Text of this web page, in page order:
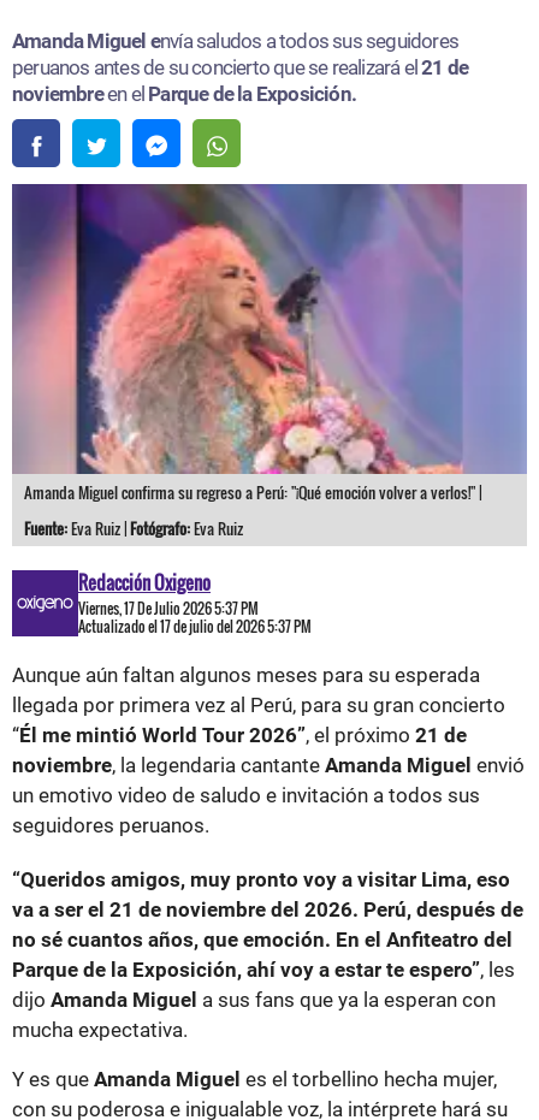
Amanda Miguel envía saludos a todos sus seguidores
peruanos antes de su concierto que se realizará el21 de
noviembreen el Parque de la Exposición.
Amanda Miguel confirma su regreso a Perú: "¡Qué emoción volver a verlos!" |
Fuente:Eva Ruiz |Fotógrafo:Eva Ruiz
Redacción Oxigeno
Viernes, 17 De Julio 2026 5:37 PM
Actualizado el 17 de julio del 2026 5:37 PM
Aunque aún faltan algunos meses para su esperada
llegada por primera vez al Perú, para su gran concierto
“Él me mintió World Tour 2026”, el próximo 21 de
noviembre, la legendaria cantante Amanda Miguel envió
un emotivo video de saludo e invitación a todos sus
seguidores peruanos.
“Queridos amigos, muy pronto voy a visitar Lima, eso
va a ser el 21 de noviembre del 2026. Perú, después de
no sé cuantos años, que emoción. En el Anfiteatro del
Parque de la Exposición, ahí voy a estar te espero”, les
dijo Amanda Miguel a sus fans que ya la esperan con
mucha expectativa.
Y es que Amanda Miguel es el torbellino hecha mujer,
con su poderosa e inigualable voz, la intérprete hará su